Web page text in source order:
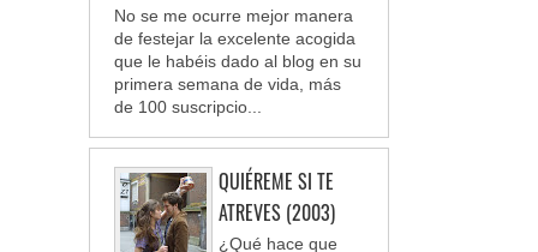
No se me ocurre mejor manera
de festejar la excelente acogida
que le habéis dado al blog en su
primera semana de vida, más
de 100 suscripcio...
QUIÉREME SI TE
ATREVES (2003)
¿Qué hace que